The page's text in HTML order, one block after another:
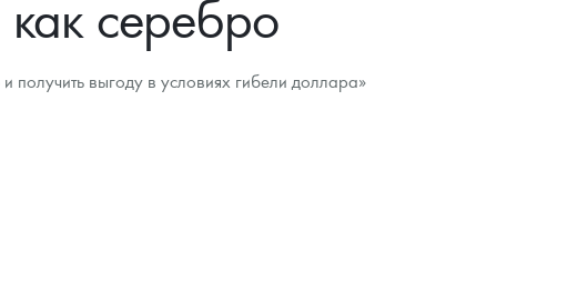
серебро
выгоду в условиях гибели доллара»